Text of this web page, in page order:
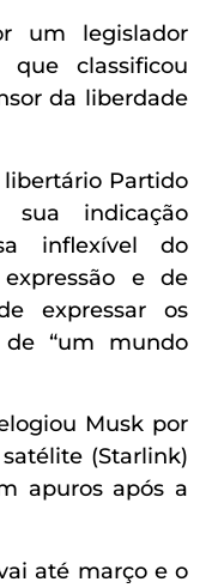
um legislador
que classificou
da liberdade
Partido
sua indicação
inflexível do
e de
expressar os
de “um mundo
Musk por
(Starlink)
apuros após a
até março e o